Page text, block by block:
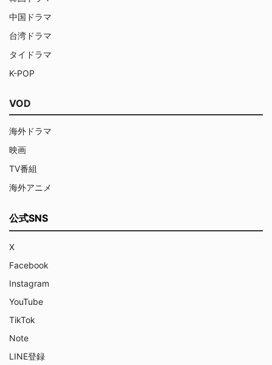
中国ドラマ
台湾ドラマ
タイドラマ
K-POP
VOD
海外ドラマ
映画
TV番組
海外アニメ
公式SNS
X
Facebook
Instagram
YouTube
TikTok
Note
LINE登録